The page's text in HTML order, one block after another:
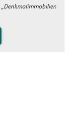
„Denkmalimmobilien